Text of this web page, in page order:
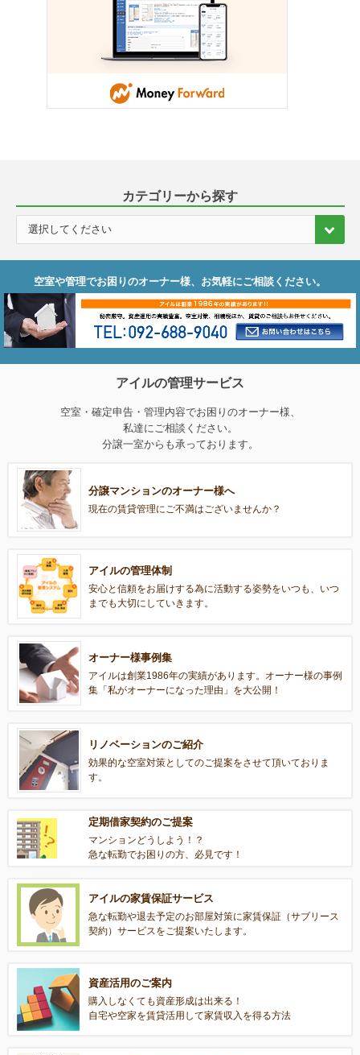
カテゴリーから探す
空室や管理でお困りのオーナー様、お気軽にご相談ください。
アイルの管理サービス
空室・確定申告・管理内容でお困りのオーナー様、
私達にご相談ください。
分譲一室からも承っております。
分譲マンションのオーナー様へ
現在の賃貸管理にご不満はございませんか？
アイルの管理体制
安心と信頼をお届けする為に活動する姿勢をいつも、いつ
までも大切にしていきます。
オーナー様事例集
アイルは創業1986年の実績があります。オーナー様の事例
集「私がオーナーになった理由」を大公開！
リノベーションのご紹介
効果的な空室対策としてのご提案をさせて頂いておりま
す。
定期借家契約のご提案
マンションどうしよう！？
急な転勤でお困りの方、必見です！
アイルの家賃保証サービス
急な転勤や退去予定のお部屋対策に家賃保証（サブリース
契約）サービスをご提案いたします。
資産活用のご案内
購入しなくても資産形成は出来る！
自宅や空家を賃貸活用して家賃収入を得る方法